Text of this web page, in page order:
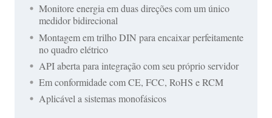
Monitore energia em duas direções com um único
medidor bidirecional
Montagem em trilho DIN para encaixar perfeitamente
no quadro elétrico
API aberta para integração com seu próprio servidor
Em conformidade com CE, FCC, RoHS e RCM
Aplicável a sistemas monofásicos